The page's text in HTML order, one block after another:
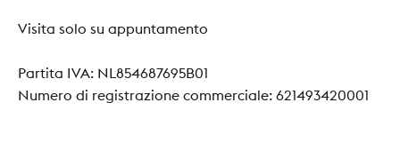
Visita solo su appuntamento
Partita IVA: NL854687695B01
Numero di registrazione commerciale: 621493420001